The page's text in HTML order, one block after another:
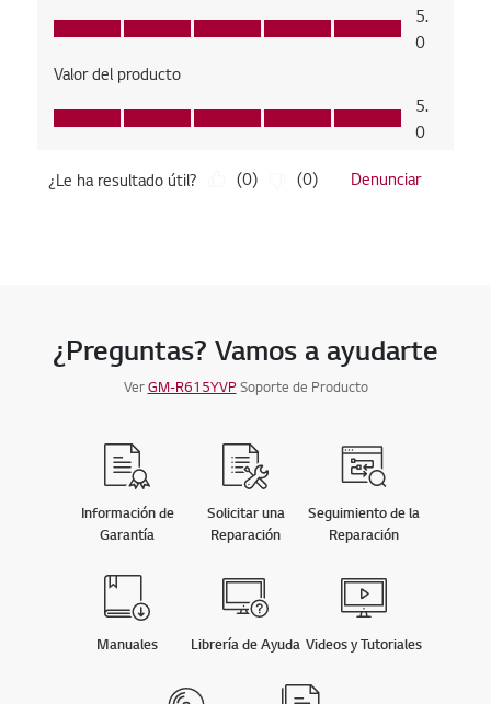
¿Preguntas? Vamos a ayudarte
VerGM-R615YVPSoporte de Producto
Información de
Garantía
Solicitar una
Reparación
Seguimiento de la
Reparación
Manuales Librería de Ayuda Videos y Tutoriales